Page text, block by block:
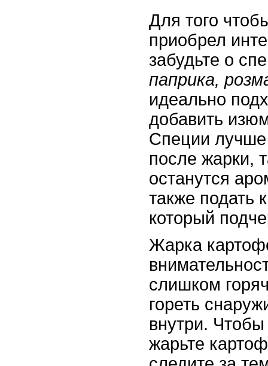
Для того
приобрел
забудьте о
паприка,
идеально
добавить
Специи лучше
после жарки,
останутся
также подать
который
Жарка
слишком
гореть
внутри. Чтобы
жарьте